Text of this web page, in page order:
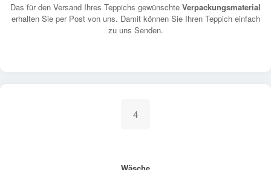
Das für den Versand Ihres Teppichs gewünschte Verpackungsmaterial
erhalten Sie per Post von uns. Damit können Sie Ihren Teppich einfach
zu uns Senden.
4
Wäsche